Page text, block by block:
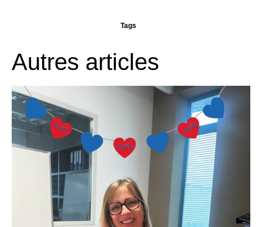
Tags
Autres articles